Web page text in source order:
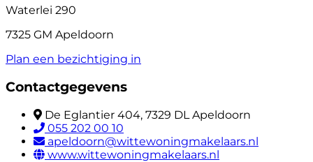
Waterlei 290
7325 GM Apeldoorn
Plan een bezichtiging in
Contactgegevens
De Eglantier 404, 7329 DL Apeldoorn
055 202 00 10
apeldoorn@wittewoningmakelaars.nl
www.wittewoningmakelaars.nl